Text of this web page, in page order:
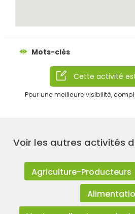
Mots-clés
Cette activité
Pour une meilleure visibilité,
Voir les autres activités
Agriculture-Producteurs